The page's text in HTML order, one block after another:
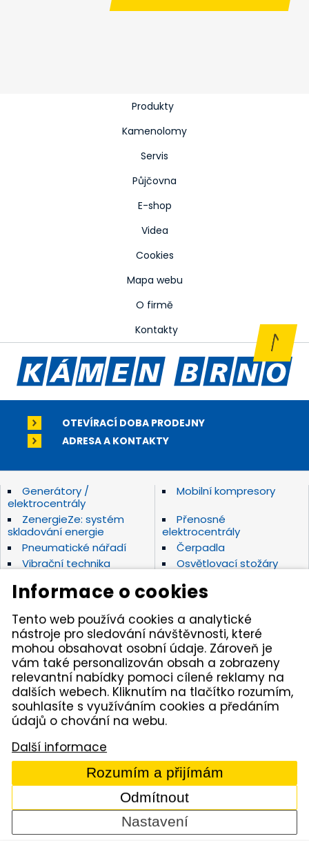
Produkty
Kamenolomy
Servis
Půjčovna
E-shop
Videa
Cookies
Mapa webu
O firmě
Kontakty
OTEVÍRACÍ DOBA PRODEJNY
ADRESA A KONTAKTY
Generátory /
elektrocentrály
Mobilní kompresory
ZenergieZe: systém
skladování energie
Přenosné
elektrocentrály
Pneumatické nářadí
Čerpadla
Vibrační technika
Osvětlovací stožáry
Hydraulické nářadí
Motorová kladiva
Závěsná hydraulická
kladiva
Zahradní technika
Akumulátorové stroje
Značky
Kámen Brno, spol. s r.o. – spolehlivý partner pro
opravdové řemeslníky. Zajišťujeme autorizovaný servis
pracovních strojů i nářadí, a provozujeme půjčovnu
nářadí v Tišnově. Specializujeme se na prodej nářadí
značek Permon, Atlas Copco, Husqvarna, Makita, NTC,
a zahradní techniky Dolmar aj. Dodáváme kamenivo
z našich vlastních lomů.
© 2005 - 2026 Kámen Brno, spol. s r. o. - Všechna práva
vyhrazena
Comerto
Informace o cookies
Tento web používá cookies a analytické
nástroje pro sledování návštěvnosti, které
mohou obsahovat osobní údaje. Zároveň je
vám také personalizován obsah a zobrazeny
relevantní nabídky pomoci cílené reklamy na
dalších webech. Kliknutím na tlačítko rozumím,
souhlasíte s využíváním cookies a předáním
údajů o chování na webu.
Další informace
Rozumím a přijímám
Odmítnout
Nastavení